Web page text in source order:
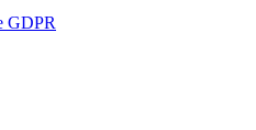
GDPR